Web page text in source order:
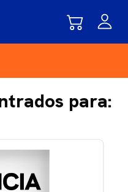
para: